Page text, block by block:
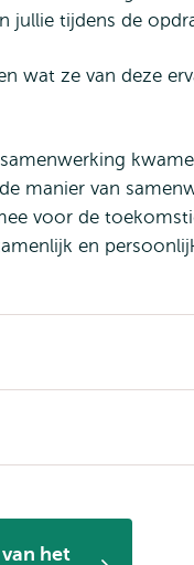
jullie tijdens de
wat ze van deze
manier van
voor de
en
het